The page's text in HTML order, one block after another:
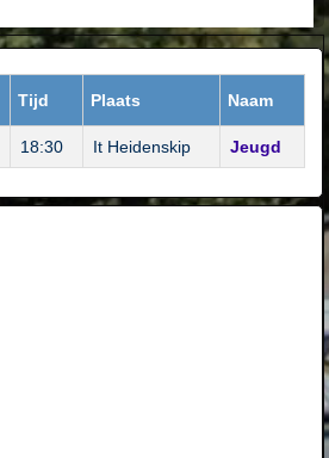
Tijd Plaats Naam
18:30 It Heidenskip Jeugd